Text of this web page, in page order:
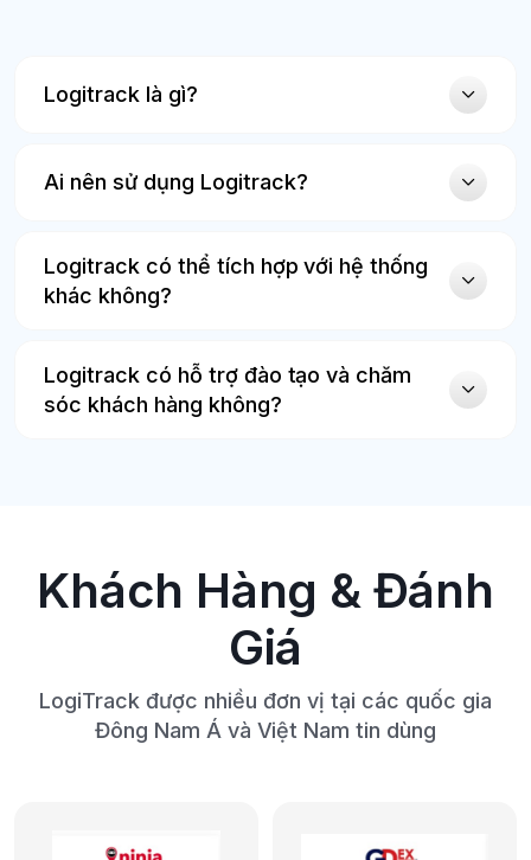
Logitrack là gì?
Ai nên sử dụng Logitrack?
Logitrack có thể tích hợp với hệ thống
khác không?
Logitrack có hỗ trợ đào tạo và chăm
sóc khách hàng không?
Khách Hàng & Đánh
Giá
LogiTrack được nhiều đơn vị tại các quốc gia
Đông Nam Á và Việt Nam tin dùng